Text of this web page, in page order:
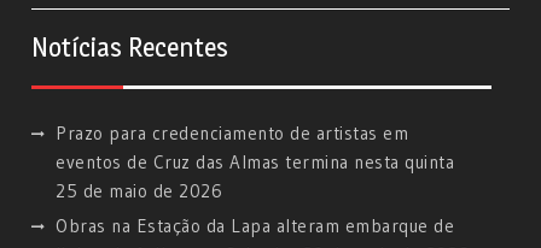
Notícias Recentes
Prazo para credenciamento de artistas em
eventos de Cruz das Almas termina nesta quinta
25 de maio de 2026
Obras na Estação da Lapa alteram embarque de